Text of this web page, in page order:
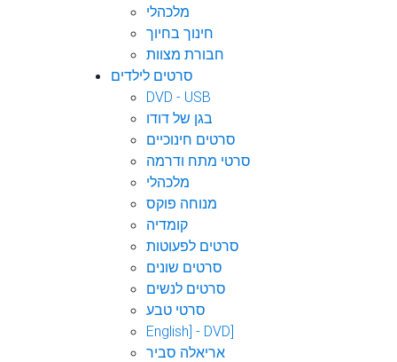
מלכהלי
חינוך בחיוך
חבורת מצוות
סרטים לילדים
DVD - USB
בגן של דודו
סרטים חינוכיים
סרטי מתח ודרמה
מלכהלי
מנוחה פוקס
קומדיה
סרטים לפעוטות
סרטים שונים
סרטים לנשים
סרטי טבע
English] - DVD]
אריאלה סביר